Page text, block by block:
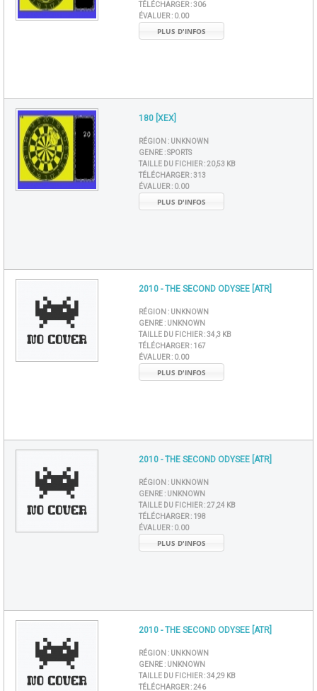
TÉLÉCHARGER :306
ÉVALUER : 0.00
PLUS D'INFOS
180 [XEX]
RÉGION : UNKNOWN
GENRE :SPORTS
TAILLE DU FICHIER :20,53 KB
TÉLÉCHARGER :313
ÉVALUER : 0.00
PLUS D'INFOS
2010 - THE SECOND ODYSEE [ATR]
RÉGION : UNKNOWN
GENRE : UNKNOWN
TAILLE DU FICHIER :34,3 KB
TÉLÉCHARGER : 167
ÉVALUER : 0.00
PLUS D'INFOS
2010 - THE SECOND ODYSEE [ATR]
RÉGION : UNKNOWN
GENRE : UNKNOWN
TAILLE DU FICHIER :27,24 KB
TÉLÉCHARGER : 198
ÉVALUER : 0.00
PLUS D'INFOS
2010 - THE SECOND ODYSEE [ATR]
RÉGION : UNKNOWN
GENRE : UNKNOWN
TAILLE DU FICHIER :34,29 KB
TÉLÉCHARGER :246